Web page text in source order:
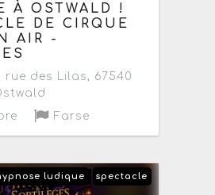
À OSTWALD !
DE CIRQUE
AIR -
rue des Lilas, 67540
Farse
spectacle
ludique